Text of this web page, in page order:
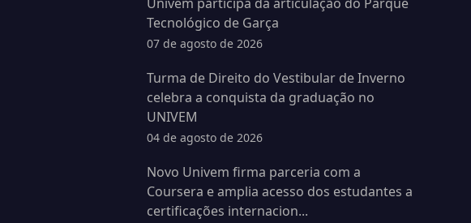
Tecnológico de Garça
07 de agosto de 2026
Turma de Direito do Vestibular de Inverno
celebra a conquista da graduação no
UNIVEM
04 de agosto de 2026
Novo Univem firma parceria com a
Coursera e amplia acesso dos estudantes a
certificações internacion...